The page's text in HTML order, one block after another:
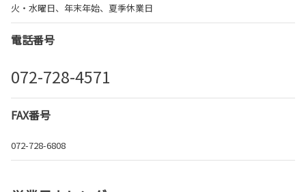
火・水曜日、年末年始、夏季休業日
電話番号
072-728-4571
FAX番号
072-728-6808